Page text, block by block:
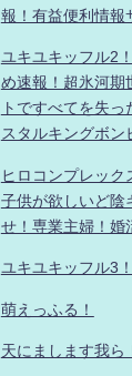
報！有益便利情
ユキユキッフル2
め速報！超氷河期
トですべてを失
スタルキングボン
ヒロコンプレック
子供が欲しいど陰
せ！専業主婦！婚
ユキユキッフル3！
萌えっふる！
天にまします我ら